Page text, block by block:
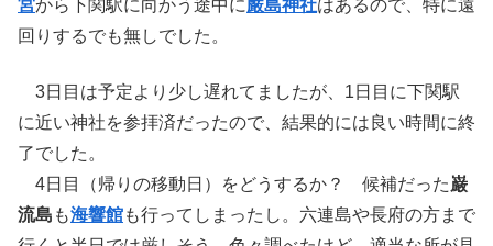
宮から下関駅に向かう途中に嚴島神社はあるので、特に遠
回りするでも無しでした。
3日目は予定より少し遅れてましたが、1日目に下関駅
に近い神社を参拝済だったので、結果的には良い時間に終
了でした。
4日目（帰りの移動日）をどうするか？ 候補だった 巌
流島 も海響館も行ってしまったし。六連島や長府の方まで